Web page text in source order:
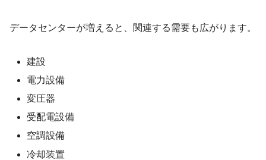
データセンターが増えると、関連する需要も広がります。
建設
電力設備
変圧器
受配電設備
空調設備
冷却装置